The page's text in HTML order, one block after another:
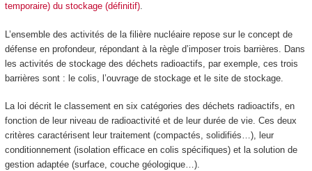
temporaire) du stockage (définitif).
L’ensemble des activités de la filière nucléaire repose sur le concept de
défense en profondeur, répondant à la règle d’imposer trois barrières. Dans
les activités de stockage des déchets radioactifs, par exemple, ces trois
barrières sont : le colis, l’ouvrage de stockage et le site de stockage.
La loi décrit le classement en six catégories des déchets radioactifs, en
fonction de leur niveau de radioactivité et de leur durée de vie. Ces deux
critères caractérisent leur traitement (compactés, solidifiés…), leur
conditionnement (isolation efficace en colis spécifiques) et la solution de
gestion adaptée (surface, couche géologique…).